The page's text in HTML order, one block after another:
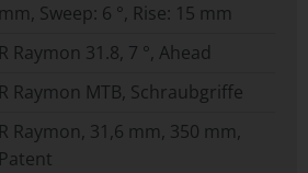
mm, Sweep: 6 °, Rise: 15 mm
R Raymon 31.8, 7 °, Ahead
R Raymon MTB, Schraubgriffe
R Raymon, 31,6 mm, 350 mm,
Patent